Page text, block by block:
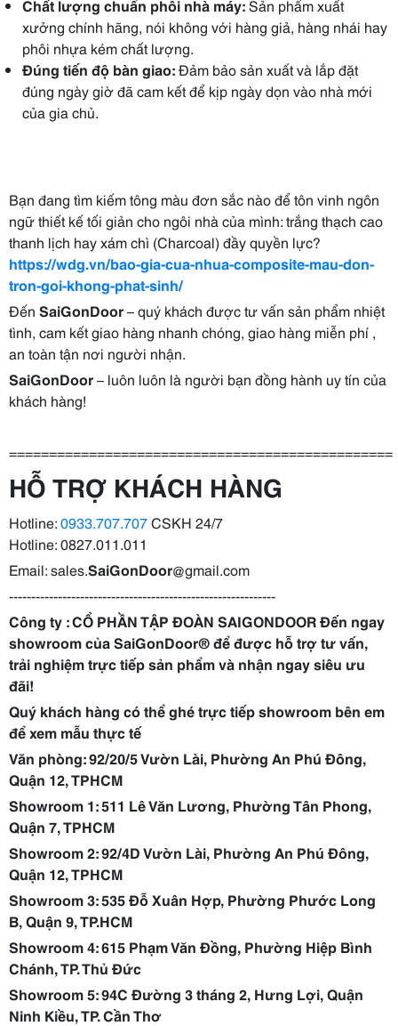
Chất lượng chuẩn phôi nhà máy:Sản phẩm xuất
xưởng chính hãng, nói không với hàng giả, hàng nhái hay
phôi nhựa kém chất lượng.
Đúng tiến độ bàn giao:Đảm bảo sản xuất và lắp đặt
đúng ngày giờ đã cam kết để kịp ngày dọn vào nhà mới
của gia chủ.
Bạn đang tìm kiếm tông màu đơn sắc nào để tôn vinh ngôn
ngữ thiết kế tối giản cho ngôi nhà của mình: trắng thạch cao
thanh lịch hay xám chì (Charcoal) đầy quyền lực?
https://wdg.vn/bao-gia-cua-nhua-composite-mau-don-
tron-goi-khong-phat-sinh/
Đến SaiGonDoor– quý khách được tư vấn sản phẩm nhiệt
tình, cam kết giao hàng nhanh chóng, giao hàng miễn phí ,
an toàn tận nơi người nhận.
SaiGonDoor– luôn luôn là người bạn đồng hành uy tín của
khách hàng!
================================================
HỖ TRỢ KHÁCH HÀNG
Hotline:0933.707.707CSKH 24/7
Hotline: 0827.011.011
Email: sales.SaiGonDoor@gmail.com
------------------------------------------------------------
Công ty : CỔ PHẦN TẬP ĐOÀN SAIGONDOOR Đến ngay
showroom củaSaiGonDoor® để được hỗ trợ tư vấn,
trải nghiệm trực tiếp sản phẩm và nhận ngay siêu ưu
đãi!
Quý khách hàng có thể ghé trực tiếp showroom bên em
để xem mẫu thực tế
Văn phòng: 92/20/5 Vườn Lài, Phường An Phú Đông,
Quận 12, TPHCM
Showroom 1: 511 Lê Văn Lương, Phường Tân Phong,
Quận 7, TPHCM
Showroom 2: 92/4D Vườn Lài, Phường An Phú Đông,
Quận 12, TPHCM
Showroom 3: 535 Đỗ Xuân Hợp, Phường Phước Long
B, Quận 9, TP.HCM
Showroom 4: 615 Phạm Văn Đồng, Phường Hiệp Bình
Chánh, TP. Thủ Đức
Showroom 5: 94C Đường 3 tháng 2, Hưng Lợi, Quận
Ninh Kiều, TP. Cần Thơ